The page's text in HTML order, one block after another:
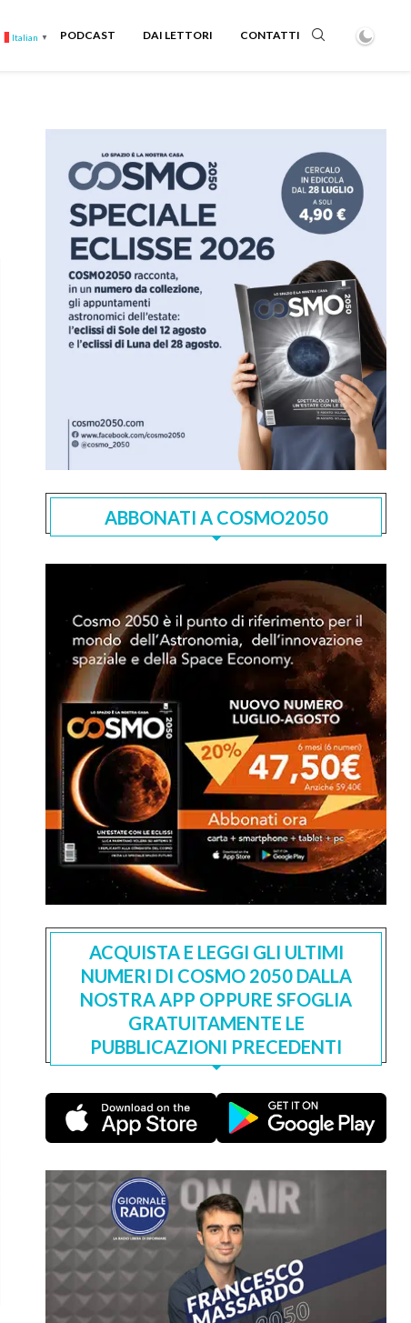
Italian ▼ PODCAST DAI LETTORI CONTATTI
ABBONATI A COSMO2050
ACQUISTA E LEGGI GLI ULTIMI
NUMERI DI COSMO 2050 DALLA
NOSTRA APP OPPURE SFOGLIA
GRATUITAMENTE LE
PUBBLICAZIONI PRECEDENTI